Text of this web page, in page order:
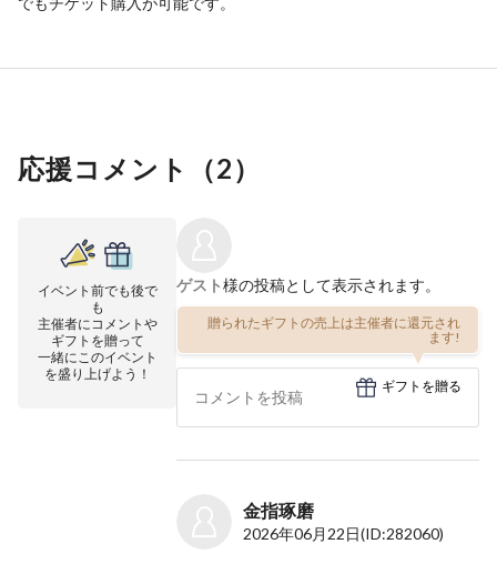
応援コメント（2）
イベント前でも後で
も
主催者にコメントや
ギフトを贈って
一緒にこのイベント
を盛り上げよう！
ゲスト様の投稿として表示されます。
贈られたギフトの売上は主催者に還元され
ます!
ギフトを贈る
金指琢磨
2026年06月22日(ID:282060)